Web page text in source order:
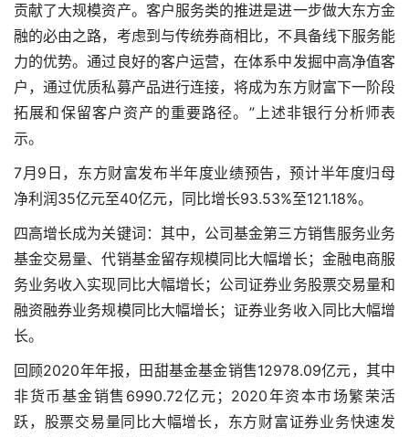
贡献了大规模资产。客户服务类的推进是进一步做大东方金
融的必由之路，考虑到与传统券商相比，不具备线下服务能
力的优势。通过良好的客户运营，在体系中发掘中高净值客
户，通过优质私募产品进行连接，将成为东方财富下一阶段
拓展和保留客户资产的重要路径。”上述非银行分析师表
示。
7月9日，东方财富发布半年度业绩预告，预计半年度归母
净利润35亿元至40亿元，同比增长93.53%至121.18%。
四高增长成为关键词：其中，公司基金第三方销售服务业务
基金交易量、代销基金留存规模同比大幅增长；金融电商服
务业务收入实现同比大幅增长；公司证券业务股票交易量和
融资融券业务规模同比大幅增长；证券业务收入同比大幅增
长。
回顾2020年年报，田甜基金基金销售12978.09亿元，其中
非货币基金销售6990.72亿元；2020年资本市场繁荣活
跃，股票交易量同比大幅增长，东方财富证券业务快速发